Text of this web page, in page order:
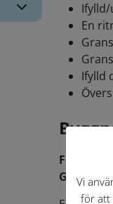
Ifylld/
En
Ifylld
För
Vi
för att